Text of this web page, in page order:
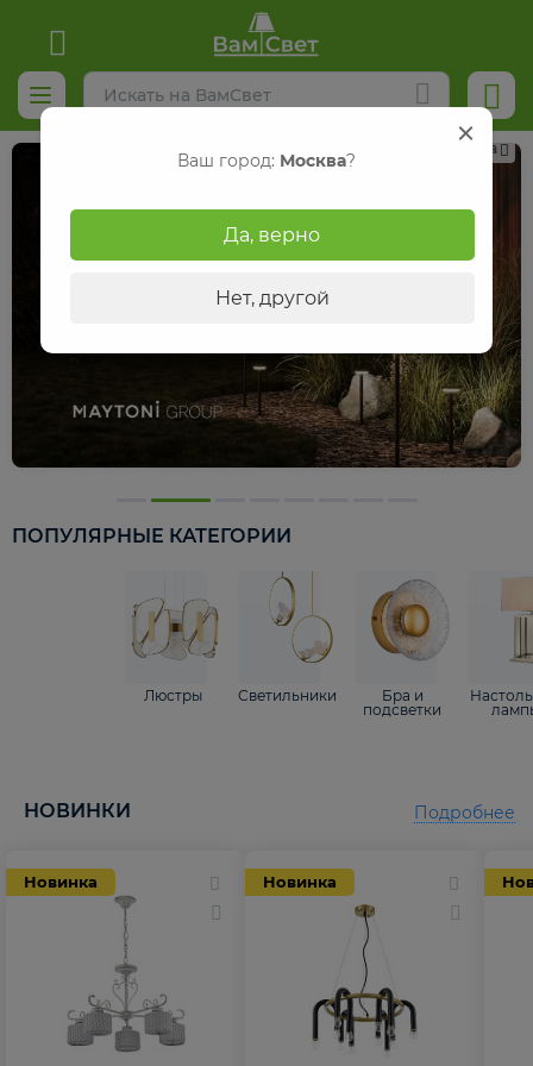
Реклама
ПОПУЛЯРНЫЕ КАТЕГОРИИ
Люстры Светильники
Бра и
подсветки
НОВИНКИ
Новинка Новинка
Подробнее
Ваш город: Москва?
Да, верно
Нет, другой